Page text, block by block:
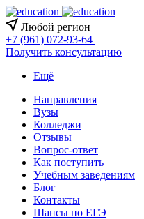
Любой регион
+7 (961) 072-93-64
Получить консультацию
Ещё
Направления
Вузы
Колледжи
Отзывы
Вопрос-ответ
Как поступить
Учебным заведениям
Блог
Контакты
Шансы по ЕГЭ